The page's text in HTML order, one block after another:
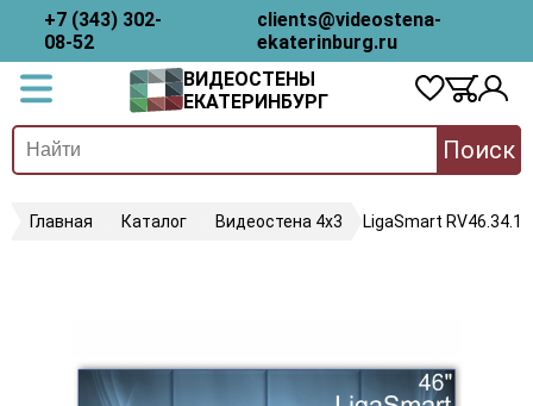
+7 (343) 302-
08-52
clients@videostena-
ekaterinburg.ru
ВИДЕОСТЕНЫ
ЕКАТЕРИНБУРГ
Поиск
Главная Каталог Видеостена 4х3 LigaSmart